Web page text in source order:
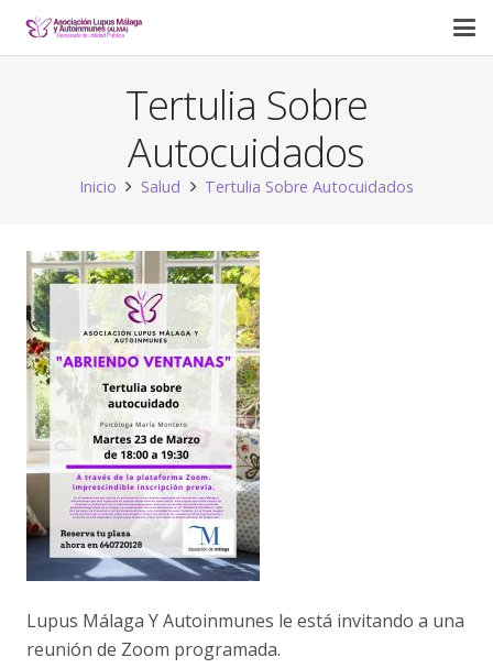
Tertulia Sobre
Autocuidados
Inicio Salud Tertulia Sobre Autocuidados
Lupus Málaga Y Autoinmunes le está invitando a una
reunión de Zoom programada.